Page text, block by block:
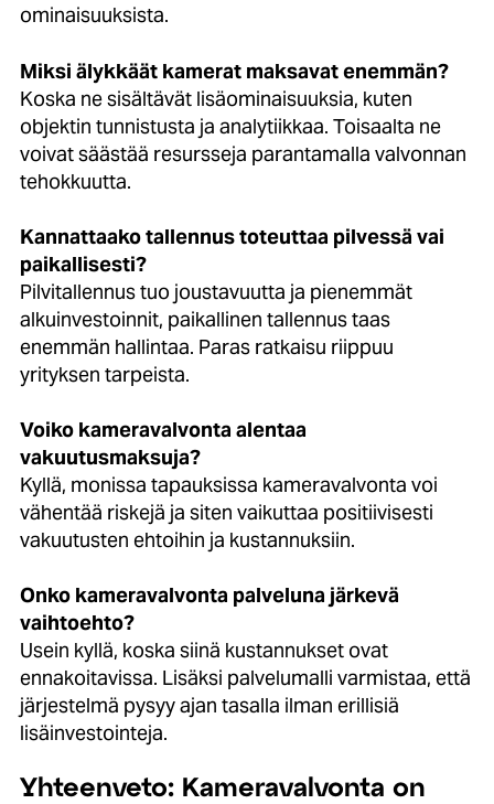
ominaisuuksista.
Miksi älykkäät kamerat maksavat enemmän?
Koska ne sisältävät lisäominaisuuksia, kuten
objektin tunnistusta ja analytiikkaa. Toisaalta ne
voivat säästää resursseja parantamalla valvonnan
tehokkuutta.
Kannattaako tallennus toteuttaa pilvessä vai
paikallisesti?
Pilvitallennus tuo joustavuutta ja pienemmät
alkuinvestoinnit, paikallinen tallennus taas
enemmän hallintaa. Paras ratkaisu riippuu
yrityksen tarpeista.
Voiko kameravalvonta alentaa
vakuutusmaksuja?
Kyllä, monissa tapauksissa kameravalvonta voi
vähentää riskejä ja siten vaikuttaa positiivisesti
vakuutusten ehtoihin ja kustannuksiin.
Onko kameravalvonta palveluna järkevä
vaihtoehto?
Usein kyllä, koska siinä kustannukset ovat
ennakoitavissa. Lisäksi palvelumalli varmistaa, että
järjestelmä pysyy ajan tasalla ilman erillisiä
lisäinvestointeja.
Yhteenveto: Kameravalvonta on